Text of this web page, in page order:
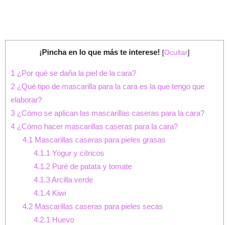
¡Pincha en lo que más te interese! [Ocultar]
1 ¿Por qué se daña la piel de la cara?
2 ¿Qué tipo de mascarilla para la cara es la que tengo que
elaborar?
3 ¿Cómo se aplican las mascarillas caseras para la cara?
4 ¿Cómo hacer mascarillas caseras para la cara?
4.1 Mascarillas caseras para pieles grasas
4.1.1 Yogur y cítricos
4.1.2 Puré de patata y tomate
4.1.3Arcilla verde
4.1.4 Kiwi
4.2Mascarillas caseras para pieles secas
4.2.1 Huevo